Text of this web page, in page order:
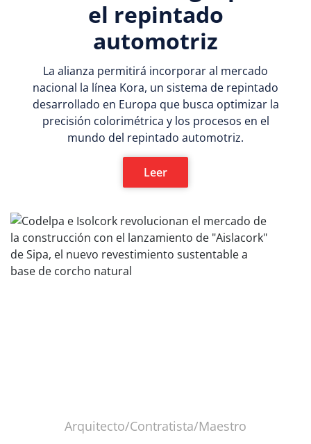
el repintado
automotriz
La alianza permitirá incorporar al mercado
nacional la línea Kora, un sistema de repintado
desarrollado en Europa que busca optimizar la
precisión colorimétrica y los procesos en el
mundo del repintado automotriz.
Leer
Arquitecto/Contratista/Maestro